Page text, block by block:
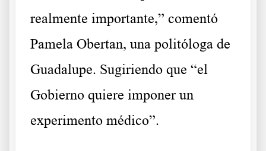
realmente importante,” comentó
Pamela Obertan, una politóloga de
Guadalupe. Sugiriendo que “el
Gobierno quiere imponer un
experimento médico”.